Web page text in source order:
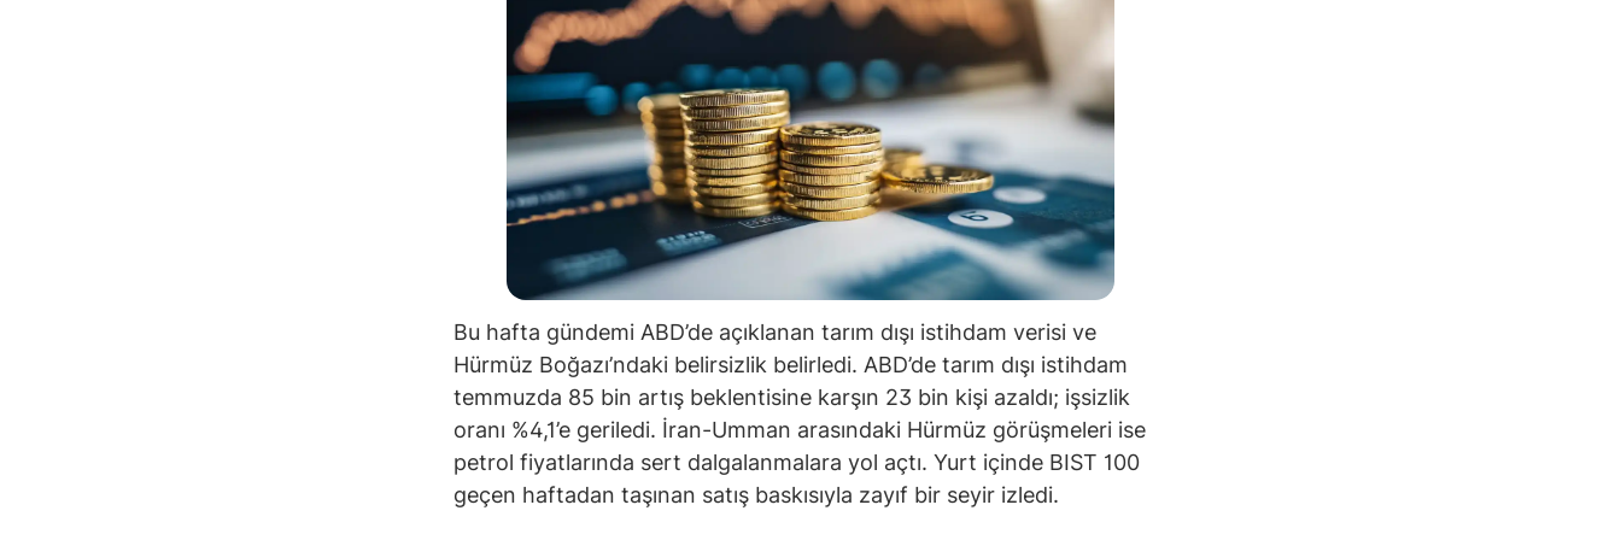
Bu hafta gündemi ABD’de açıklanan tarım dışı istihdam verisi ve
Hürmüz Boğazı’ndaki belirsizlik belirledi. ABD’de tarım dışı istihdam
temmuzda 85 bin artış beklentisine karşın 23 bin kişi azaldı; işsizlik
oranı %4,1’e geriledi. İran-Umman arasındaki Hürmüz görüşmeleri ise
petrol fiyatlarında sert dalgalanmalara yol açtı. Yurt içinde BIST 100
geçen haftadan taşınan satış baskısıyla zayıf bir seyir izledi.